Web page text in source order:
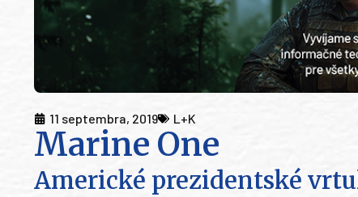
11 septembra, 2019 L+K
Marine One
Americké prezidentské